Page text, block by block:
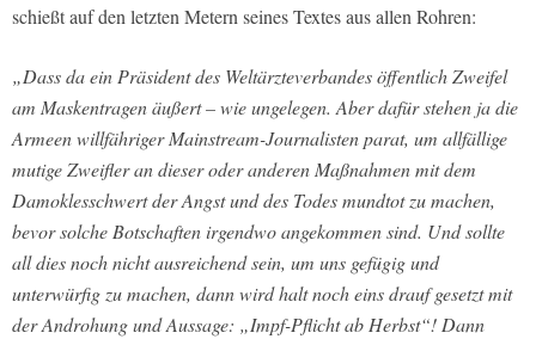
schießt auf den letzten Metern seines Textes aus allen Rohren:
„Dass da ein Präsident des Weltärzteverbandes öffentlich Zweifel
am Maskentragen äußert – wie ungelegen. Aber dafür stehen ja die
Armeen willfähriger Mainstream-Journalisten parat, um allfällige
mutige Zweifler an dieser oder anderen Maßnahmen mit dem
Damoklesschwert der Angst und des Todes mundtot zu machen,
bevor solche Botschaften irgendwo angekommen sind. Und sollte
all dies noch nicht ausreichend sein, um uns gefügig und
unterwürfig zu machen, dann wird halt noch eins drauf gesetzt mit
der Androhung und Aussage: „Impf-Pflicht ab Herbst“! Dann